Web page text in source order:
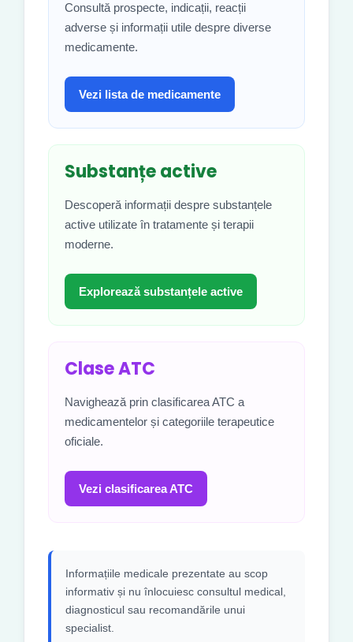
Consultă prospecte, indicații, reacții
adverse și informații utile despre diverse
medicamente.
Vezi lista de medicamente
Substanțe active
Descoperă informații despre substanțele
active utilizate în tratamente și terapii
moderne.
Explorează substanțele active
Clase ATC
Navighează prin clasificarea ATC a
medicamentelor și categoriile terapeutice
oficiale.
Vezi clasificarea ATC
Informațiile medicale prezentate au scop
informativ și nu înlocuiesc consultul medical,
diagnosticul sau recomandările unui
specialist.